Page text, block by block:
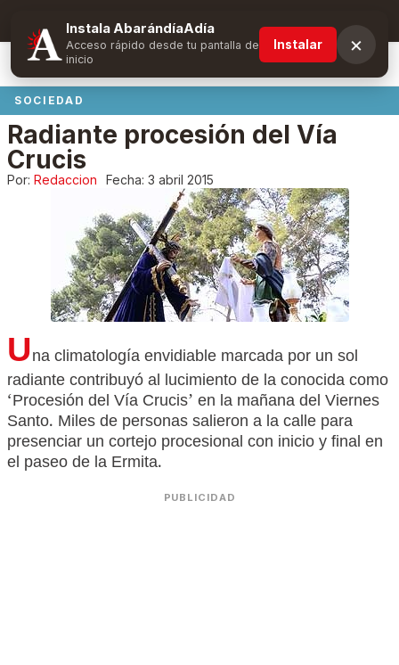
Suscríbete y obtén ventajas exclusivas
SOCIEDAD
Radiante procesión del Vía
Crucis
Por: Redaccion Fecha: 3 abril 2015
Una climatología envidiable marcada por un sol
radiante contribuyó al lucimiento de la conocida como
‘Procesión del Vía Crucis’ en la mañana del Viernes
Santo. Miles de personas salieron a la calle para
presenciar un cortejo procesional con inicio y final en
el paseo de la Ermita.
PUBLICIDAD
Instala AbarándíaAdía
Acceso rápido desde tu pantalla de
inicio
Instalar ×